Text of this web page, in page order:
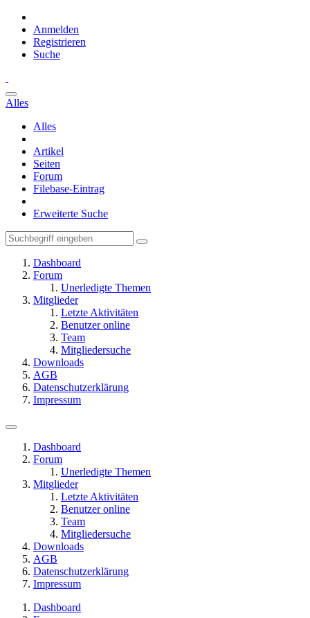
Anmelden
Registrieren
Suche
Alles
Alles
Artikel
Seiten
Forum
Filebase-Eintrag
Erweiterte Suche
Dashboard
Forum
Unerledigte Themen
Mitglieder
Letzte Aktivitäten
Benutzer online
Team
Mitgliedersuche
Downloads
AGB
Datenschutzerklärung
Impressum
Dashboard
Forum
Unerledigte Themen
Mitglieder
Letzte Aktivitäten
Benutzer online
Team
Mitgliedersuche
Downloads
AGB
Datenschutzerklärung
Impressum
Dashboard